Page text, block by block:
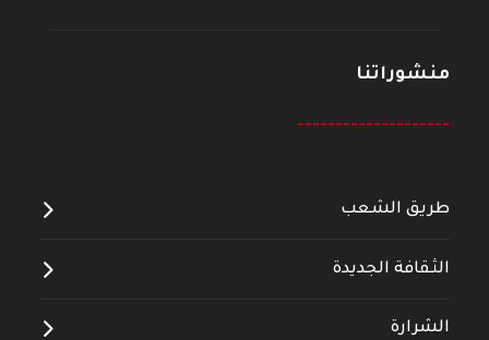
منشوراتنا
--------------------
طريق الشعب
الثقافة الجديدة
الشرارة